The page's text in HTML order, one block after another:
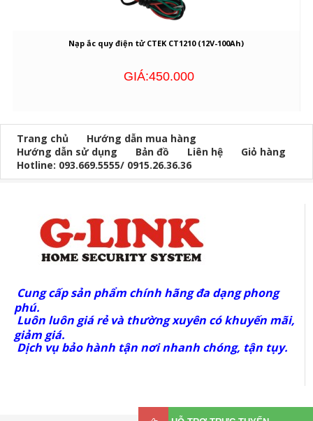
Nạp ắc quy điện tử CTEK CT1210 (12V-100Ah)
GIÁ:450.000
Trang chủ
Hướng dẫn mua hàng
Hướng dẫn sử dụng
Bản đồ Liên hệ
Giỏ hàng
Hotline: 093.669.5555/ 0915.26.36.36
Cung cấp sản phẩm chính hãng đa dạng phong
phú.
Luôn luôn giá rẻ và thường xuyên có khuyến mãi,
giảm giá.
Dịch vụ bảo hành tận nơi nhanh chóng, tận tụy.